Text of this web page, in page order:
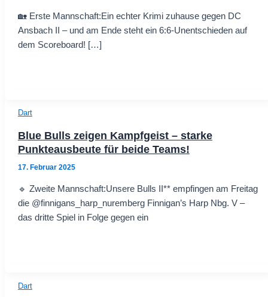
🏡 Erste Mannschaft:Ein echter Krimi zuhause gegen DC
Ansbach II – und am Ende steht ein 6:6-Unentschieden auf
dem Scoreboard! […]
Dart
Blue Bulls zeigen Kampfgeist – starke
Punkteausbeute für beide Teams!
17. Februar 2025
🔹 Zweite Mannschaft:Unsere Bulls II** empfingen am Freitag
die @finnigans_harp_nuremberg Finnigan’s Harp Nbg. V –
das dritte Spiel in Folge gegen ein
Dart